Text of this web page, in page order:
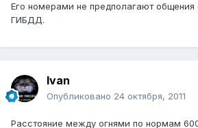
Его номерами не предполагают общения
ГИБДД.
Ivan
Опубликовано 24 октября, 2011
Расстояние между огнями по нормам